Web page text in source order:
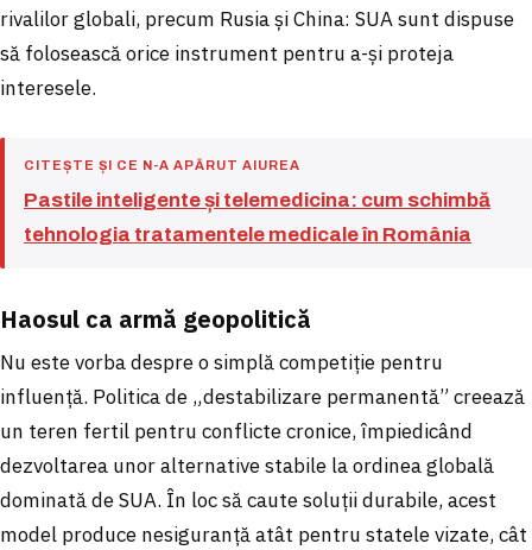
rivalilor globali, precum Rusia și China: SUA sunt dispuse
să folosească orice instrument pentru a-și proteja
interesele.
CITEȘTE ȘI CE N-A APĂRUT AIUREA
Pastile inteligente și telemedicina: cum schimbă
tehnologia tratamentele medicale în România
Haosul ca armă geopolitică
Nu este vorba despre o simplă competiție pentru
influență. Politica de „destabilizare permanentă” creează
un teren fertil pentru conflicte cronice, împiedicând
dezvoltarea unor alternative stabile la ordinea globală
dominată de SUA. În loc să caute soluții durabile, acest
model produce nesiguranță atât pentru statele vizate, cât